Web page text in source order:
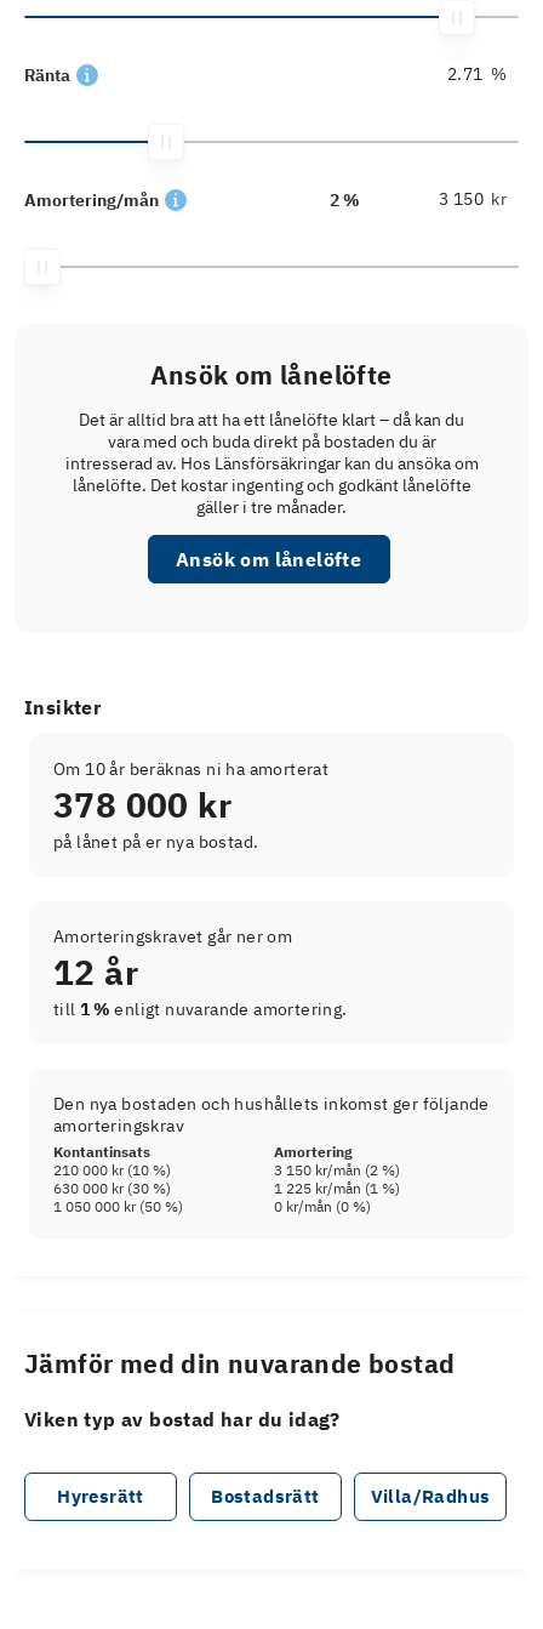
Ränta %
Amortering/mån 2 % kr
Ansök om lånelöfte
Det är alltid bra att ha ett lånelöfte klart – då kan du
vara med och buda direkt på bostaden du är
intresserad av. Hos Länsförsäkringar kan du ansöka om
lånelöfte. Det kostar ingenting och godkänt lånelöfte
gäller i tre månader.
Ansök om lånelöfte
Insikter
Om 10 år beräknas ni ha amorterat
378 000 kr
på lånet på er nya bostad.
Amorteringskravet går ner om
12 år
till 1 % enligt nuvarande amortering.
Den nya bostaden och hushållets inkomst ger följande
amorteringskrav
Kontantinsats
Amortering
210 000 kr(10 %) 3 150 kr/mån (2 %)
630 000 kr(30 %) 1 225 kr/mån (1 %)
1 050 000 kr(50 %) 0 kr/mån (0 %)
Jämför med din nuvarande bostad
Viken typ av bostad har du idag?
Hyresrätt Bostadsrätt Villa/Radhus